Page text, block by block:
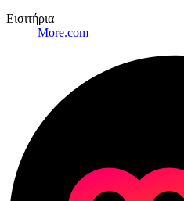
Εισιτήρια
More.com